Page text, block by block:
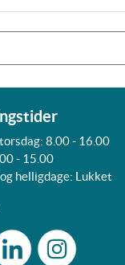
8.00 - 16.00
- 15.00
helligdage: Lukket